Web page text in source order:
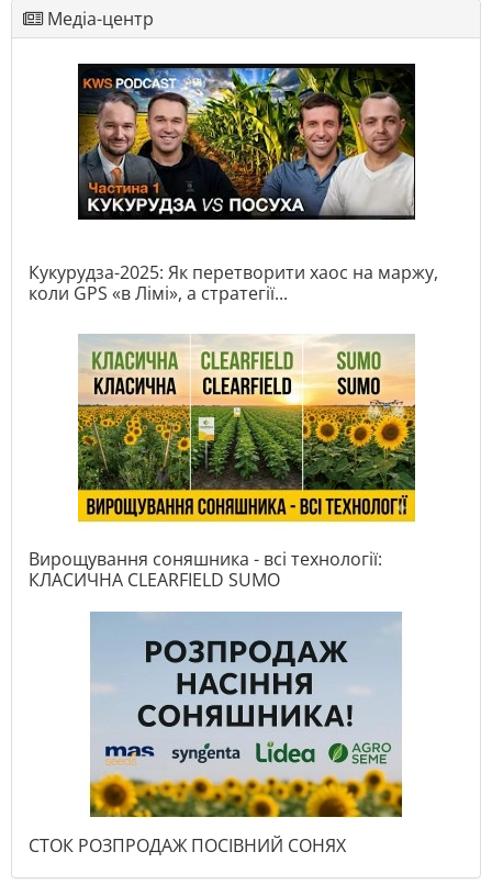
Медіа-центр
Кукурудза-2025: Як перетворити хаос на маржу,
коли GPS «в Лімі», а стратегії...
Вирощування соняшника - всі технології:
КЛАСИЧНА CLEARFIELD SUMO
СТОК РОЗПРОДАЖ ПОСІВНИЙ СОНЯХ